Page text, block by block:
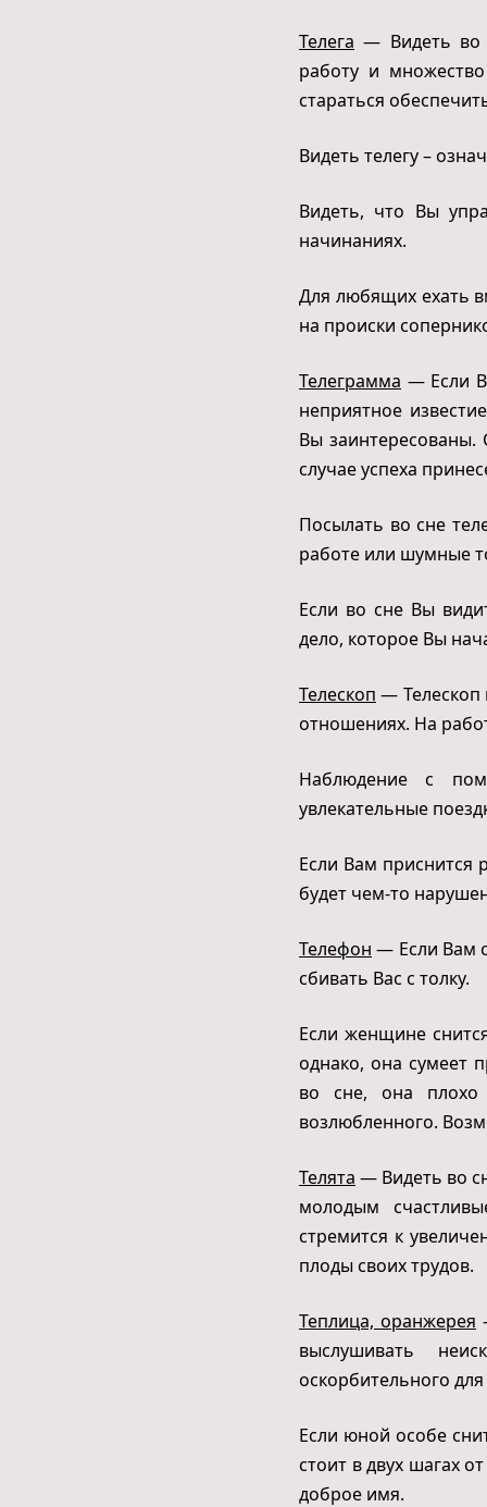
Телега — Видеть во
работу и
стараться
Видеть телегу –
Видеть, что Вы
начинаниях.
Для любящих ехать
на происки
Телеграмма — Если
неприятное
Вы
случае успеха
Посылать во сне
работе или шумные
Если во сне Вы
дело, которое Вы
Телескоп — Телескоп
отношениях. На
Наблюдение с
увлекательные
Если Вам приснится
будет чем-то
Телефон — Если Вам
сбивать Вас с толку.
Если женщине
однако, она сумеет
во сне, она плохо
возлюбленного.
Телята — Видеть во
молодым
стремится к
плоды своих трудов.
Теплица, оранжерея
выслушивать
оскорбительного для
Если юной особе
стоит в двух шагах
доброе имя.